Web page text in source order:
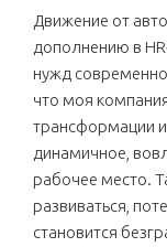
Движение от
дополнению в
нужд
что моя
трансформации
динамичное,
рабочее место.
развиваться,
становится